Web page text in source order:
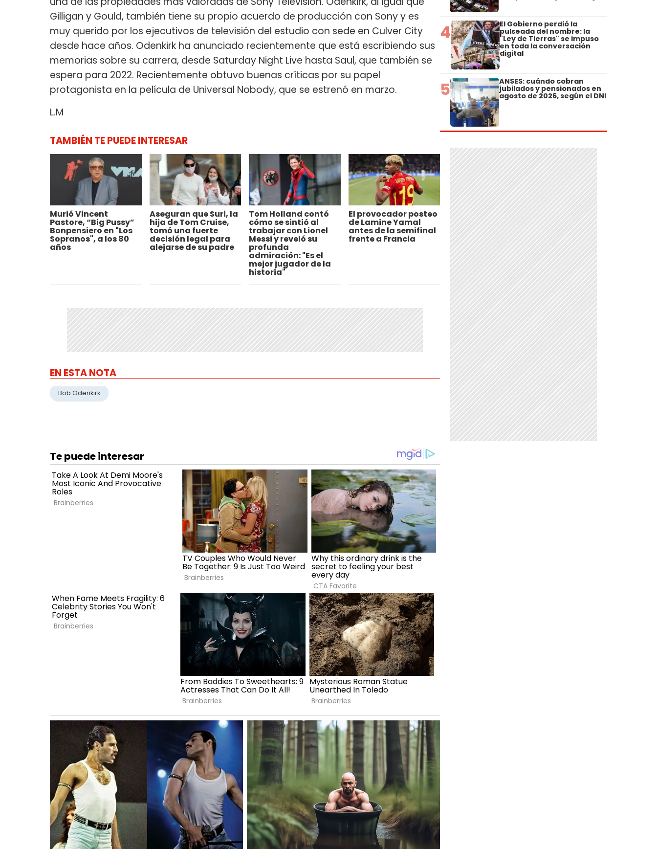
Gilligan y Gould, también tiene su propio acuerdo de producción con Sony y es
muy querido por los ejecutivos de televisión del estudio con sede en Culver City
desde hace años. Odenkirk ha anunciado recientemente que está escribiendo sus
memorias sobre su carrera, desde Saturday Night Live hasta Saul, que también se
espera para 2022. Recientemente obtuvo buenas críticas por su papel
protagonista en la película de Universal Nobody, que se estrenó en marzo.
L.M
TAMBIÉN TE PUEDE INTERESAR
Murió Vincent
Pastore, “Big Pussy”
Bonpensiero en "Los
Sopranos", a los 80
años
Aseguran que Suri, la
hija de Tom Cruise,
tomó una fuerte
decisión legal para
alejarse de su padre
Tom Holland contó
cómo se sintió al
trabajar con Lionel
Messi y reveló su
profunda
admiración: "Es el
mejor jugador de la
historia"
El provocador posteo
de Lamine Yamal
antes de la semifinal
frente a Francia
EN ESTA NOTA
Bob Odenkirk
4 El Gobierno perdió la
pulseada del nombre: la
"Ley de Tierras" se impuso
en toda la conversación
digital
5 ANSES: cuándo cobran
jubilados y pensionados en
agosto de 2026, según el DNI